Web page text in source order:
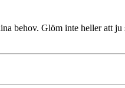
behov. Glöm inte heller att